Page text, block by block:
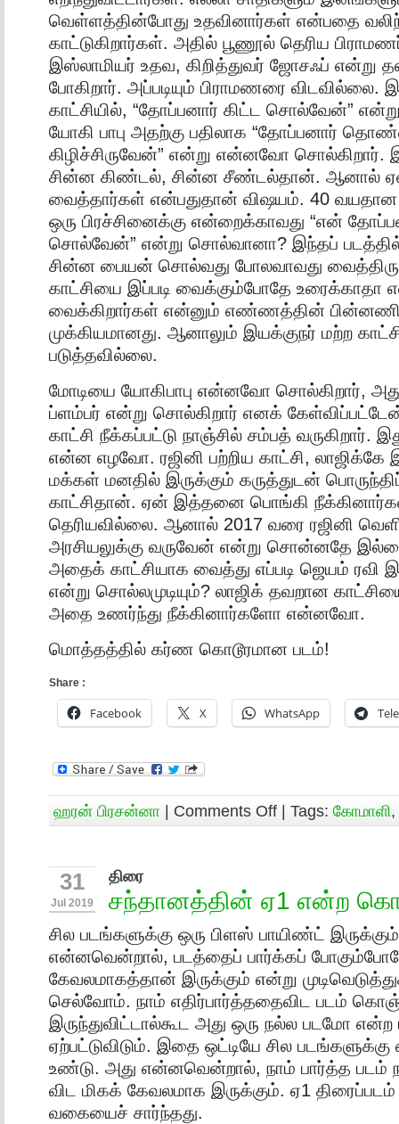
வெள்ளத்தின்போது உதவினார்கள் என்பதை
காட்டுகிறார்கள். அதில் பூணூல் தெரிய
இஸ்லாமியர் உதவ, கிறித்துவர் ஜோசஃப் என்று
போகிறார். அப்படியும் பிராமணரை
காட்சியில், “தோப்பனார் கிட்ட சொல்வேன்”
யோகி பாபு அதற்கு பதிலாக “தோப்பனார்
கிழிச்சிருவேன்” என்று என்னவோ சொல்கிறார்.
சின்ன கிண்டல், சின்ன சீண்டல்தான். ஆனால்
வைத்தார்கள் என்பதுதான் விஷயம். 40
ஒரு பிரச்சினைக்கு என்றைக்காவது “என்
சொல்வேன்” என்று சொல்வானா? இந்தப்
சின்ன பையன் சொல்வது போலவாவது
காட்சியை இப்படி வைக்கும்போதே
வைக்கிறார்கள் என்னும் எண்ணத்தின்
முக்கியமானது. ஆனாலும் இயக்குநர் மற்ற
படுத்தவில்லை.
மோடியை யோகிபாபு என்னவோ சொல்கிறார், அது
ப்ளம்பர் என்று சொல்கிறார் எனக்
காட்சி நீக்கப்பட்டு நாஞ்சில் சம்பத் வருகிறார்.
என்ன எழவோ. ரஜினி பற்றிய காட்சி,
மக்கள் மனதில் இருக்கும் கருத்துடன்
காட்சிதான். ஏன் இத்தனை பொங்கி
தெரியவில்லை. ஆனால் 2017 வரை ரஜினி
அரசியலுக்கு வருவேன் என்று சொன்னதே
அதைக் காட்சியாக வைத்து எப்படி ஜெயம் ரவி
என்று சொல்லமுடியும்? லாஜிக் தவறான
அதை உணர்ந்து நீக்கினார்களோ என்னவோ.
மொத்தத்தில் கர்ண கொடூரமான படம்!
Share :
Facebook X WhatsApp
ஹரன் பிரசன்னா | Comments Off | Tags: கோமாளி,
31
Jul 2019
திரை
சந்தானத்தின் ஏ1 என்ற
சில படங்களுக்கு ஒரு பிளஸ் பாயிண்ட்
என்னவென்றால், படத்தைப் பார்க்கப்
கேவலமாகத்தான் இருக்கும் என்று
செல்வோம். நாம் எதிர்பார்த்ததைவிட படம்
இருந்துவிட்டால்கூட அது ஒரு நல்ல படமோ என்ற
ஏற்பட்டுவிடும். இதை ஒட்டியே சில
உண்டு. அது என்னவென்றால், நாம் பார்த்த படம்
விட மிகக் கேவலமாக இருக்கும். ஏ1
வகையைச் சார்ந்தது.